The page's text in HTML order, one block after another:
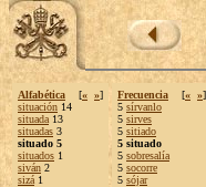
Alfabética [« »]
situación 14
situada 13
situadas 3
situado 5
situados 1
siván 2
sizá 1
Frecuencia [« »]
5 sírvanlo
5 sirves
5 sitiado
5 situado
5 sobresalía
5 socorre
5 sójar